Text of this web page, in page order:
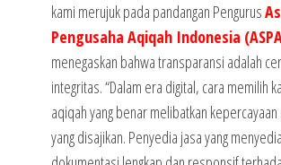
kami merujuk pada pandangan Pengurus
Pengusaha Aqiqah Indonesia
menegaskan bahwa transparansi adalah
integritas. “Dalam era digital, cara memilih
aqiqah yang benar melibatkan
yang disajikan. Penyedia jasa yang